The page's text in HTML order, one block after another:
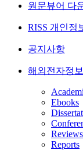
원문뷰어 다
RISS 개인정
공지사항
해외전자정
Ebooks
Reviews
Reports